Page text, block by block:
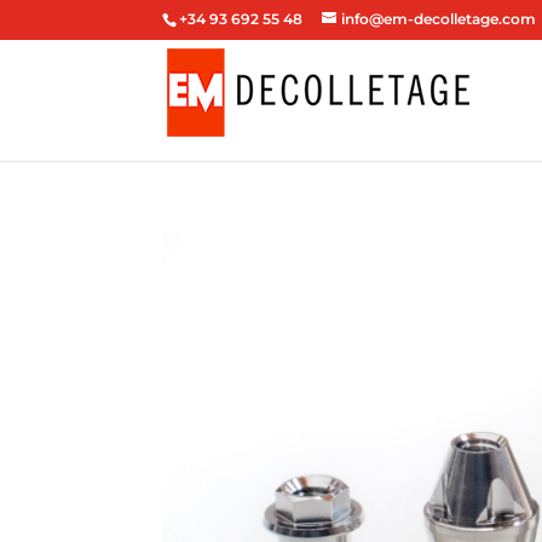
+34 93 692 55 48 info@em-decolletage.com